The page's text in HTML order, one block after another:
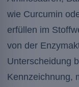
wie Curcumin
erfüllen im
von der
Unterscheidung
Kennzeichnung,